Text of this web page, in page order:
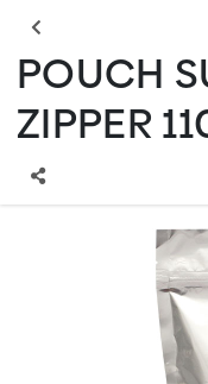
POUCH
ZIPPER